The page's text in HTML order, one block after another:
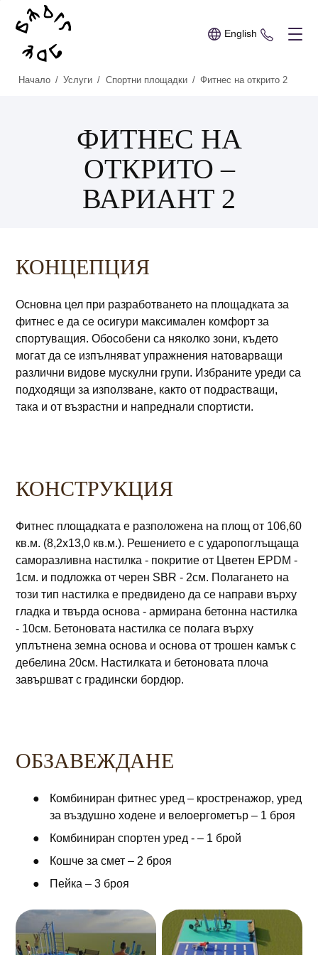
English +359
Начало / Услуги / Спортни площадки / Фитнес на открито 2
ФИТНЕС НА
ОТКРИТО –
ВАРИАНТ 2
КОНЦЕПЦИЯ
Основна цел при разработването на площадката за
фитнес е да се осигури максимален комфорт за
спортуващия. Обособени са няколко зони, където
могат да се изпълняват упражнения натоварващи
различни видове мускулни групи. Избраните уреди са
подходящи за използване, както от подрастващи,
така и от възрастни и напреднали спортисти. ​
КОНСТРУКЦИЯ
Фитнес площадката е разположена на площ от 106,60
кв.м. (8,2x13,0 кв.м.). Решението е с ударопоглъщаща
саморазливна настилка - покритие от Цветен EPDM -
1см. и подложка от черен SBR - 2см. Полагането на
този тип настилка е предвидено да се направи върху
гладка и твърда основа - армирана бетонна настилка
- 10см. Бетоновата настилка се полага върху
уплътнена земна основа и основа от трошен камък с
дебелина 20см. Настилката и бетоновата плоча
завършват с градински бордюр.
ОБЗАВЕЖДАНЕ
Комбиниран фитнес уред – кростренажор, уред
за въздушно ходене и велоергометър – 1 броя
Комбиниран спортен уред - – 1 брой
Кошче за смет – 2 броя
Пейка – 3 броя